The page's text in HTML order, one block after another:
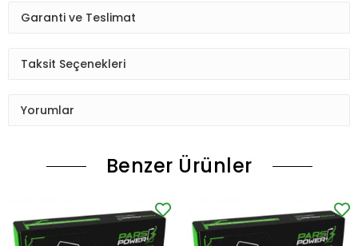
Garanti ve Teslimat
Taksit Seçenekleri
Yorumlar
Benzer Ürünler